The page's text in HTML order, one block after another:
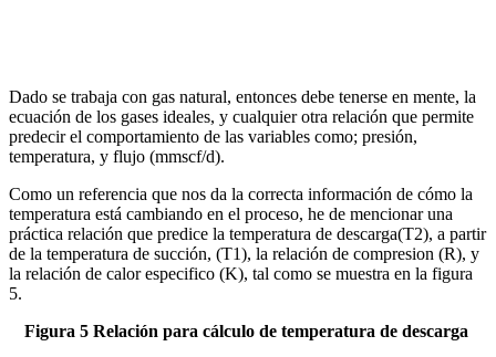
Dado se trabaja con gas natural, entonces debe tenerse en mente, la
ecuación de los gases ideales, y cualquier otra relación que permite
predecir el comportamiento de las variables como; presión,
temperatura, y flujo (mmscf/d).
Como un referencia que nos da la correcta información de cómo la
temperatura está cambiando en el proceso, he de mencionar una
práctica relación que predice la temperatura de descarga(T2), a partir
de la temperatura de succión, (T1), la relación de compresion (R), y
la relación de calor especifico (K), tal como se muestra en la figura
5.
Figura 5 Relación para cálculo de temperatura de descarga